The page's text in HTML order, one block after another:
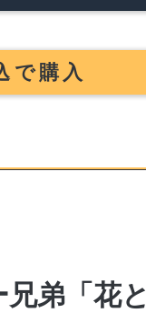
で購入
弟「花と